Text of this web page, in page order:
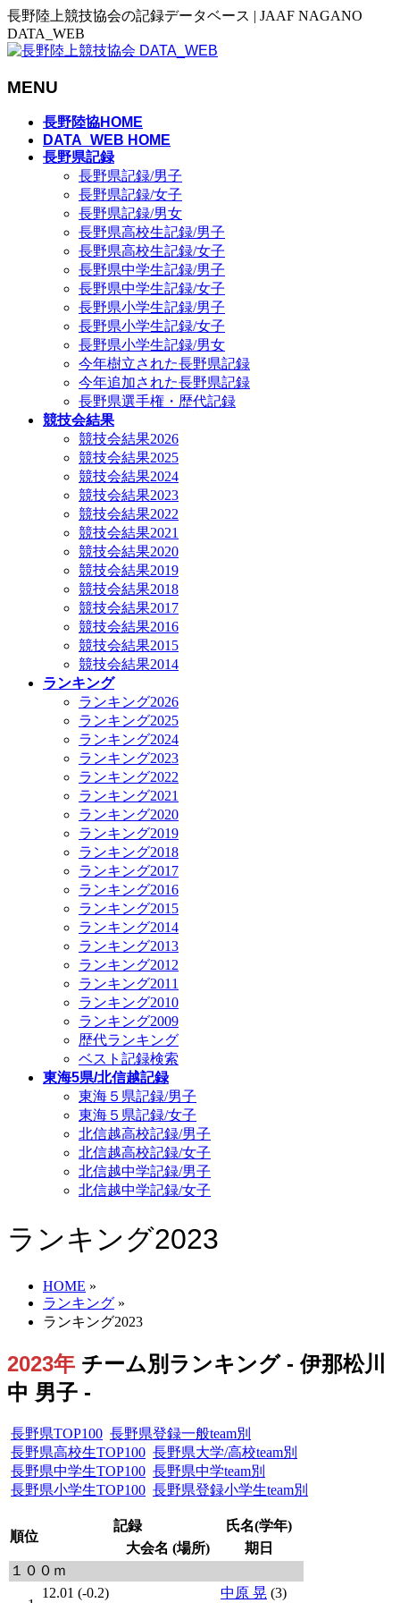
長野陸上競技協会の記録データベース | JAAF NAGANO
DATA_WEB
MENU
長野陸協HOME
DATA_WEB HOME
長野県記録
長野県記録/男子
長野県記録/女子
長野県記録/男女
長野県高校生記録/男子
長野県高校生記録/女子
長野県中学生記録/男子
長野県中学生記録/女子
長野県小学生記録/男子
長野県小学生記録/女子
長野県小学生記録/男女
今年樹立された長野県記録
今年追加された長野県記録
長野県選手権・歴代記録
競技会結果
競技会結果2026
競技会結果2025
競技会結果2024
競技会結果2023
競技会結果2022
競技会結果2021
競技会結果2020
競技会結果2019
競技会結果2018
競技会結果2017
競技会結果2016
競技会結果2015
競技会結果2014
ランキング
ランキング2026
ランキング2025
ランキング2024
ランキング2023
ランキング2022
ランキング2021
ランキング2020
ランキング2019
ランキング2018
ランキング2017
ランキング2016
ランキング2015
ランキング2014
ランキング2013
ランキング2012
ランキング2011
ランキング2010
ランキング2009
歴代ランキング
ベスト記録検索
東海5県/北信越記録
東海５県記録/男子
東海５県記録/女子
北信越高校記録/男子
北信越高校記録/女子
北信越中学記録/男子
北信越中学記録/女子
ランキング2023
HOME »
ランキング »
ランキング2023
2023年 チーム別ランキング - 伊那松川
中 男子 -
長野県TOP100 長野県登録一般team別
長野県高校生TOP100 長野県大学/高校team別
長野県中学生TOP100 長野県中学team別
長野県小学生TOP100 長野県登録小学生team別
順位
記録
氏名(学年)
大会名 (場所)
期日
１００ｍ
12.01 (-0.2) 中原 晃 (3)